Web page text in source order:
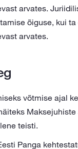
arvates.
õiguse, kui
arvates.
võtmise ajal
teisti.
Panga